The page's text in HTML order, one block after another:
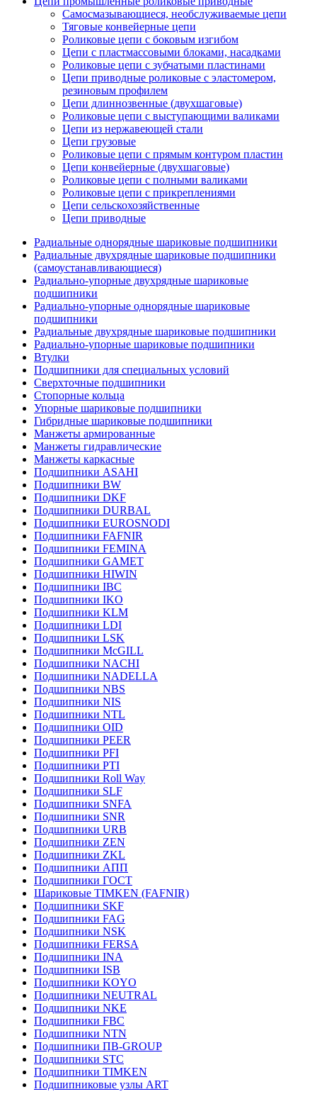
Самосмазывающиеся, необслуживаемые цепи
Тяговые конвейерные цепи
Роликовые цепи с боковым изгибом
Цепи с пластмассовыми блоками, насадками
Роликовые цепи с зубчатыми пластинами
Цепи приводные роликовые с эластомером,
резиновым профилем
Цепи длиннозвенные (двухшаговые)
Роликовые цепи с выступающими валиками
Цепи из нержавеющей стали
Цепи грузовые
Роликовые цепи с прямым контуром пластин
Цепи конвейерные (двухшаговые)
Роликовые цепи с полными валиками
Роликовые цепи с прикреплениями
Цепи сельскохозяйственные
Цепи приводные
Радиальные однорядные шариковые подшипники
Радиальные двухрядные шариковые подшипники
(самоустанавливающиеся)
Радиально-упорные двухрядные шариковые
подшипники
Радиально-упорные однорядные шариковые
подшипники
Радиальные двухрядные шариковые подшипники
Радиально-упорные шариковые подшипники
Втулки
Подшипники для специальных условий
Сверхточные подшипники
Стопорные кольца
Упорные шариковые подшипники
Гибридные шариковые подшипники
Манжеты армированные
Манжеты гидравлические
Манжеты каркасные
Подшипники ASAHI
Подшипники BW
Подшипники DKF
Подшипники DURBAL
Подшипники EUROSNODI
Подшипники FAFNIR
Подшипники FEMINA
Подшипники GAMET
Подшипники HIWIN
Подшипники IBC
Подшипники IKO
Подшипники KLM
Подшипники LDI
Подшипники LSK
Подшипники McGILL
Подшипники NACHI
Подшипники NADELLA
Подшипники NBS
Подшипники NIS
Подшипники NTL
Подшипники OID
Подшипники PEER
Подшипники PFI
Подшипники PTI
Подшипники Roll Way
Подшипники SLF
Подшипники SNFA
Подшипники SNR
Подшипники URB
Подшипники ZEN
Подшипники ZKL
Подшипники АПП
Подшипники ГОСТ
Шариковые ТІMKEN (FAFNIR)
Подшипники SKF
Подшипники FAG
Подшипники NSK
Подшипники FERSA
Подшипники INA
Подшипники ISB
Подшипники KOYO
Подшипники NEUTRAL
Подшипники NKE
Подшипники FBC
Подшипники NTN
Подшипники ПВ-GROUP
Подшипники STC
Подшипники TIMKEN
Подшипниковые узлы ART